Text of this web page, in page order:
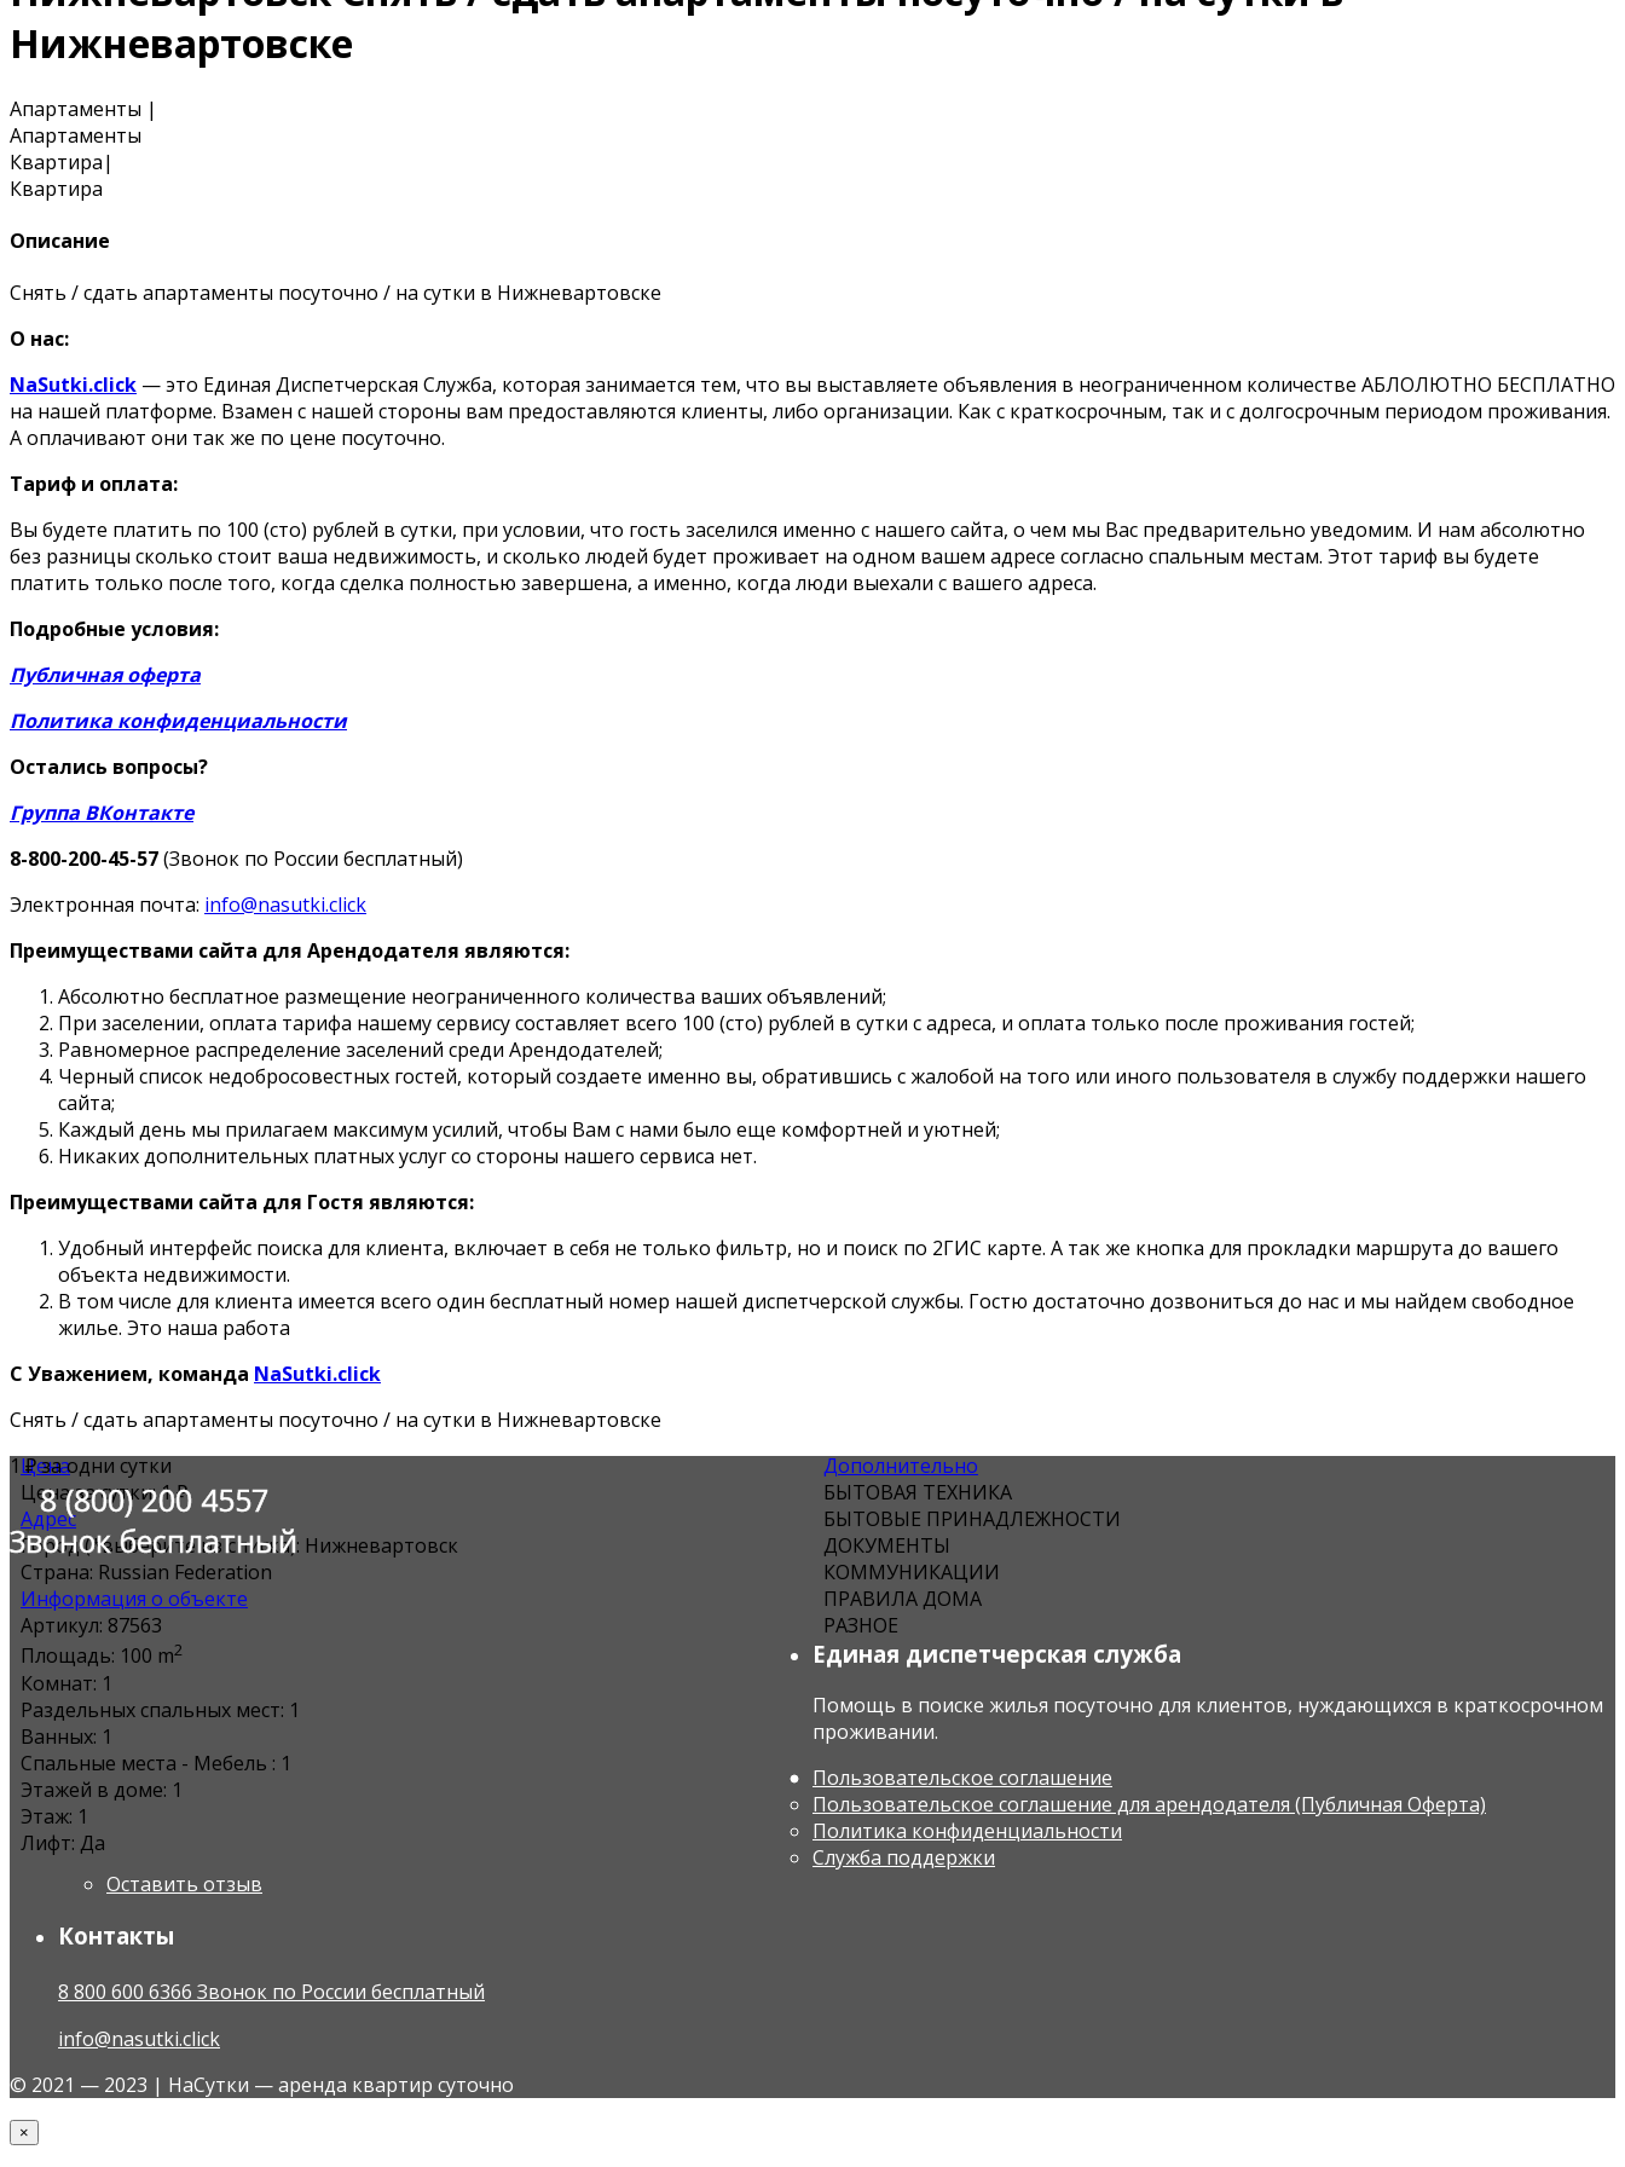
Нижневартовске
Апартаменты |
Апартаменты
Квартира|
Квартира
Описание
Снять / сдать апартаменты посуточно / на сутки в Нижневартовске
О нас:
NaSutki.click — это Единая Диспетчерская Служба, которая занимается тем, что вы выставляете объявления в неограниченном количестве АБЛОЛЮТНО БЕСПЛАТНО
на нашей платформе. Взамен с нашей стороны вам предоставляются клиенты, либо организации. Как с краткосрочным, так и с долгосрочным периодом проживания.
А оплачивают они так же по цене посуточно.
Тариф и оплата:
Вы будете платить по 100 (сто) рублей в сутки, при условии, что гость заселился именно с нашего сайта, о чем мы Вас предварительно уведомим. И нам абсолютно
без разницы сколько стоит ваша недвижимость, и сколько людей будет проживает на одном вашем адресе согласно спальным местам. Этот тариф вы будете
платить только после того, когда сделка полностью завершена, а именно, когда люди выехали с вашего адреса.
Подробные условия:
Публичная оферта
Политика конфиденциальности
Остались вопросы?
Группа ВКонтакте
8-800-200-45-57(Звонок по России бесплатный)
Электронная почта: info@nasutki.click
Преимуществами сайта для Арендодателя являются:
Абсолютно бесплатное размещение неограниченного количества ваших объявлений;
При заселении, оплата тарифа нашему сервису составляет всего 100 (сто) рублей в сутки с адреса, и оплата только после проживания гостей;
Равномерное распределение заселений среди Арендодателей;
Черный список недобросовестных гостей, который создаете именно вы, обратившись с жалобой на того или иного пользователя в службу поддержки нашего
сайта;
Каждый день мы прилагаем максимум усилий, чтобы Вам с нами было еще комфортней и уютней;
Никаких дополнительных платных услуг со стороны нашего сервиса нет.
Преимуществами сайта для Гостя являются:
Удобный интерфейс поиска для клиента, включает в себя не только фильтр, но и поиск по 2ГИС карте. А так же кнопка для прокладки маршрута до вашего
объекта недвижимости.
В том числе для клиента имеется всего один бесплатный номер нашей диспетчерской службы. Гостю достаточно дозвониться до нас и мы найдем свободное
жилье. Это наша работа
С Уважением, команда NaSutki.click
Снять / сдать апартаменты посуточно / на сутки в Нижневартовске
Цена
Цена за сутки:1 ₽
Адрес
Город (*выберите из списка): Нижневартовск
Страна: Russian Federation
Информация о объекте
Артикул: 87563
Площадь: 100 m2
Комнат: 1
Раздельных спальных мест: 1
Ванных: 1
Спальные места - Мебель : 1
Этажей в доме: 1
Этаж: 1
Лифт: Да
Дополнительно
БЫТОВАЯ ТЕХНИКА
БЫТОВЫЕ ПРИНАДЛЕЖНОСТИ
ДОКУМЕНТЫ
КОММУНИКАЦИИ
ПРАВИЛА ДОМА
РАЗНОЕ
1 ₽за одни сутки
8 (800) 200 4557
Звонок бесплатный
Единая диспетчерская служба
Помощь в поиске жилья посуточно для клиентов, нуждающихся в краткосрочном
проживании.
Пользовательское соглашение
Пользовательское соглашение для арендодателя (Публичная Оферта)
Политика конфиденциальности
Служба поддержки
Оставить отзыв
Контакты
8 800 600 6366 Звонок по России бесплатный
info@nasutki.click
© 2021 — 2023 | НаСутки — аренда квартир суточно
×